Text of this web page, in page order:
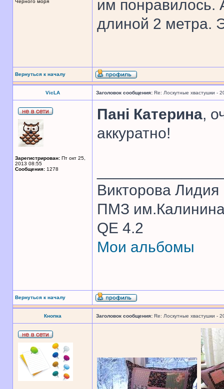
Черного моря
им понравилось.
длиной 2 метра.
Вернуться к началу
VicLA Заголовок сообщения: Re: Лоскутные хвастушки -
Зарегистрирован: Пт окт 25,
2013 08:55
Сообщения: 1278
Панi Катерина,
аккуратно!
Викторова Лидия
ПМЗ им.Калинина
QE 4.2
Мои альбомы
Вернуться к началу
Кнопка Заголовок сообщения: Re: Лоскутные хвастушки -